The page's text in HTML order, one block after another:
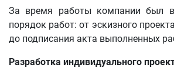
За время работы компании был
порядок работ: от эскизного
до подписания акта выполненных
Разработка индивидуального